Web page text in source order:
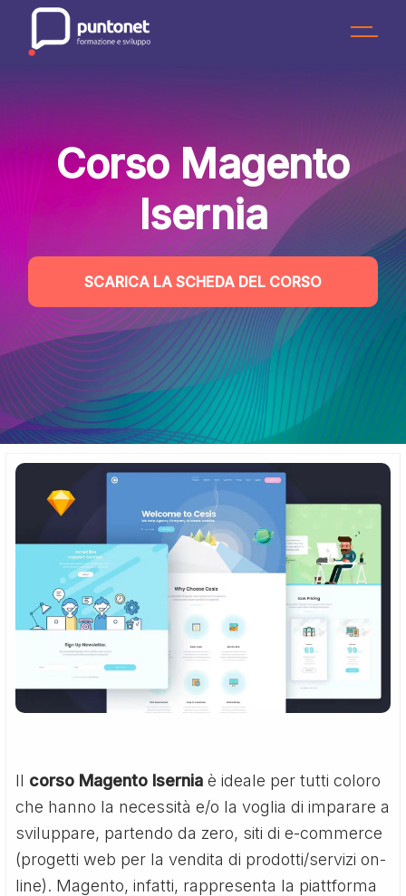
content
Corso Magento
Isernia
SCARICA LA SCHEDA DEL CORSO
Il corso Magento Isernia è ideale per tutti coloro
che hanno la necessità e/o la voglia di imparare a
sviluppare, partendo da zero, siti di e-commerce
(progetti web per la vendita di prodotti/servizi on-
line). Magento, infatti, rappresenta la piattforma